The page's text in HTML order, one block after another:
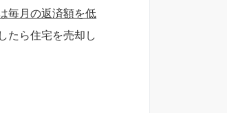
毎月の返済額を低
たら住宅を売却し